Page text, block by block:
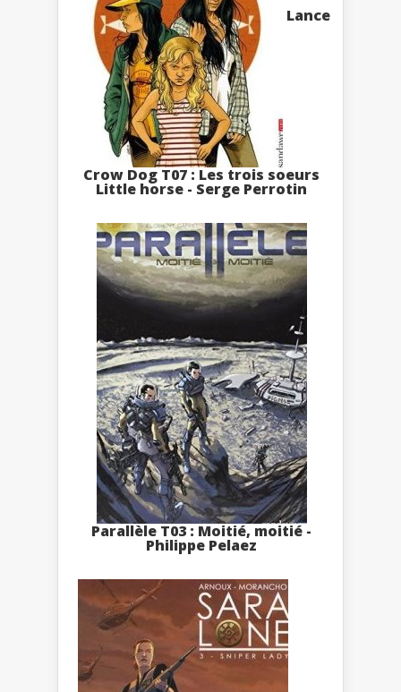
Lance
Crow Dog T07 : Les trois soeurs
Little horse - Serge Perrotin
Parallèle T03 : Moitié, moitié -
Philippe Pelaez